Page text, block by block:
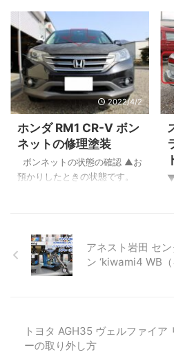
ません。（キズがあれば塗装
をします） 結果、中古部品を
使うことで新品部品と比較し
て約4万円のコストダウンに成
功。 それではビフォー・ア ...
フェンダーのチェックをして
リアバンパーを取り外してい
きましょう！ リアフェンダー
のチェック！ ▲画像では分か
りづらいですがプロ目線で見
るとリアフェンダーに修理し
た形跡があります。 画像はあ
りませんが左側も修理した跡
がはっきりとありました。 ▲
リアバンパーの隙間のズレ。
▲給油口付近が段差があり、
パテで形が作られているため
2022/4/2
ホンダ RM1 CR-V ボン
ネットの修理塗装
ボンネットの状態の確認 ▲お
預かりしたときの状態です。
た。 下地からやり直すために
ボンネットの塗装をはいで下
地からやり直します。 ▲下地
塗装を終えた画像です。 ▲こ
の調整を行っています） 修理
塗装が完成！ ▲完成です。 ご
アネスト岩田 セ
ン ‘kiwami4 WB
トヨタ AGH35 ヴェルファイア
ーの取り外し方